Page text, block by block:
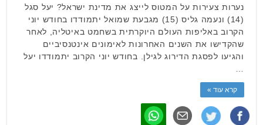
נערות צעירות על המטוס לייצג את מדינת ישראל? יעל סגל
(14) ונעמה גליס (15) מגבעת שמואל יתמודדו בחודש יוני
הקרוב באליפות העולם היוקרתית בשחמט באיטליה, לאחר
שהקדישו את השנים האחרונות לאימונים אינטנסיביים
והגיעו לפסגת הדירוג לגילן. בחודש יוני הקרוב יתמודדו יעל
קרא עוד »